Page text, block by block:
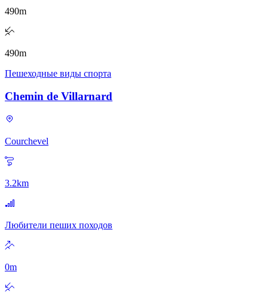
490m
490m
Пешеходные виды спорта
Chemin de Villarnard
Courchevel
3.2km
Любители пеших походов
0m